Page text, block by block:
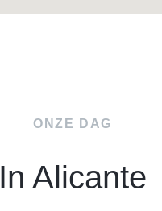
ONZE DAG
In Alicante